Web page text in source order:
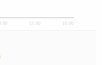
15:00 16:00